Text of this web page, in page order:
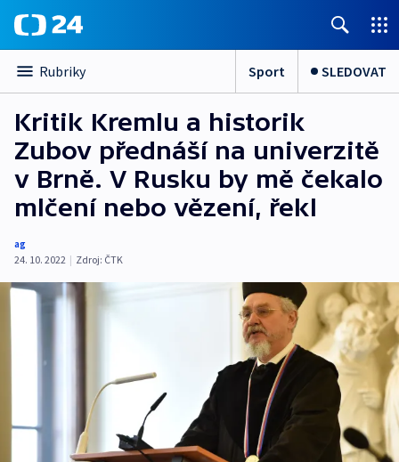
Rubriky Sport SLEDOVAT
Kritik Kremlu a historik
Zubov přednáší na univerzitě
v Brně. V Rusku by mě čekalo
mlčení nebo vězení, řekl
ag
24. 10. 2022 | Zdroj: ČTK